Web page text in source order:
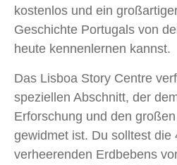
kostenlos und ein
Geschichte Portugals von
heute kennenlernen kannst.
Das Lisboa Story Centre
speziellen Abschnitt, der
Erforschung und den
gewidmet ist. Du solltest die
verheerenden Erdbebens